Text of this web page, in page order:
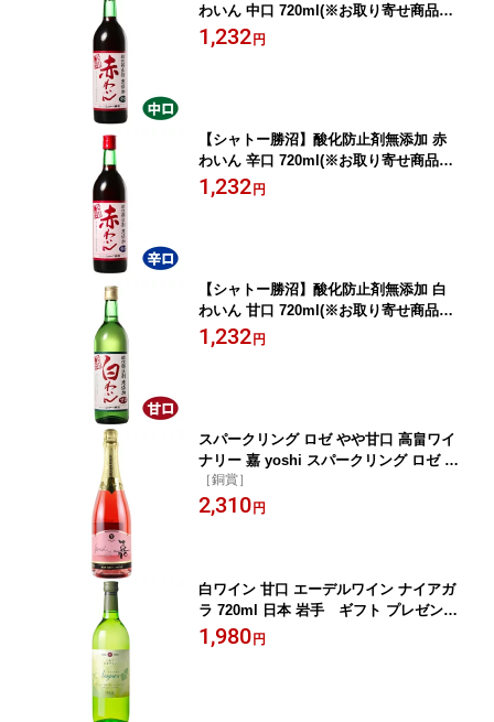
わいん 中口 720ml(※お取り寄せ商品の
為、入荷に時間がかかります。TY) ギ
フト プレゼント(4941495200024)
1,232円
【シャトー勝沼】酸化防止剤無添加 赤
わいん 辛口 720ml(※お取り寄せ商品の
為、入荷に時間がかかります。TY) ギ
フト プレゼント(4941495200031)
1,232円
【シャトー勝沼】酸化防止剤無添加 白
わいん 甘口 720ml(※お取り寄せ商品の
為、入荷に時間がかかります。TY) ギ
フト プレゼント(4941495200055)
1,232円
スパークリング ロゼ やや甘口 高畠ワイ
ナリー 嘉 yoshi スパークリング ロゼ 7
50ml 日本 山形 ギフト プレゼント(492
0205506083)
［銅賞］
2,310円
白ワイン 甘口 エーデルワイン ナイアガ
ラ 720ml 日本 岩手 ギフト プレゼント
(4932009407046)
1,980円